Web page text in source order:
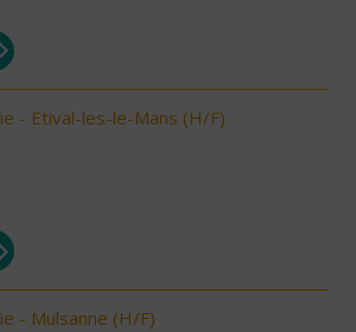
- Etival-les-le-Mans (H/F)
- Mulsanne (H/F)